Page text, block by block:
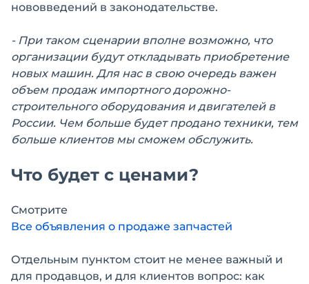
нововведений в законодательстве.
- При таком сценарии вполне возможно, что
организации будут откладывать приобретение
новых машин. Для нас в свою очередь важен
объем продаж импортного дорожно-
строительного оборудования и двигателей в
России. Чем больше будет продано техники, тем
больше клиентов мы сможем обслужить.
Что будет с ценами?
Смотрите
Все объявления о продаже запчастей
Отдельным пунктом стоит не менее важный и
для продавцов, и для клиентов вопрос: как